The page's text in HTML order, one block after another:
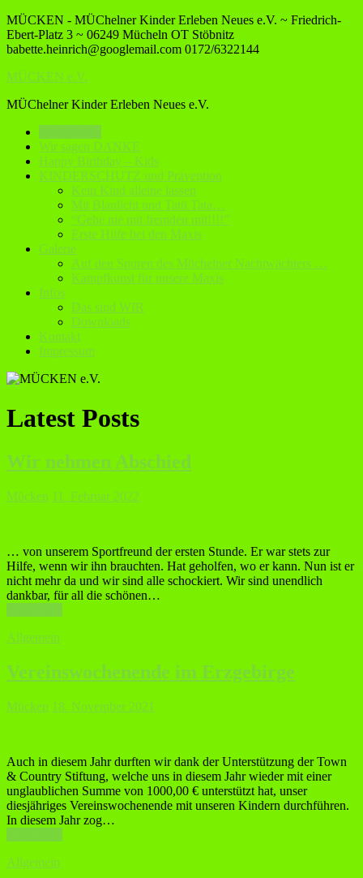
MÜCKEN - MÜChelner Kinder Erleben Neues e.V. ~ Friedrich-
Ebert-Platz 3 ~ 06249 Mücheln OT Stöbnitz
babette.heinrich@googlemail.com 0172/6322144
MÜCKEN e.V.
MÜChelner Kinder Erleben Neues e.V.
Wir sagen DANKE
Happy Birthday – Kids
KINDERSCHUTZ und Prävention
Kein Kind alleine lassen
Mit Blaulicht und Tatü Tata…
“Gehe nie mit fremden mit!!!!”
Erste Hilfe bei den Maxis
Galerie
Auf den Spuren des Müchelner Nachtwächters …
Kampfkunst für unsere Maxis
Infos
Das sind WIR
Downloads
Kontakt
Impressum
Latest Posts
Wir nehmen Abschied
Mücken 11. Februar 2022
… von unserem Sportfreund der ersten Stunde. Er war stets zur
Hilfe, wenn wir ihn brauchten. Hat geholfen, wo er kann. Nun ist er
nicht mehr da und wir sind alle schockiert. Wir sind unendlich
dankbar, für all die schönen…
Allgemein
Vereinswochenende im Erzgebirge
Mücken 18. November 2021
Auch in diesem Jahr durften wir dank der Unterstützung der Town
& Country Stiftung, welche uns in diesem Jahr wieder mit einer
unglaublichen Summe von 1000,00 € unterstützt hat, unser
diesjähriges Vereinswochenende mit unseren Kindern durchführen.
In diesem Jahr zog…
Allgemein